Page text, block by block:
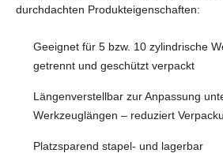
durchdachten Produkteigenschaften:
Geeignet für 5 bzw. 10 zylindrische
getrennt und geschützt verpackt
Längenverstellbar zur Anpassung
Werkzeuglängen – reduziert
Platzsparend stapel- und lagerbar